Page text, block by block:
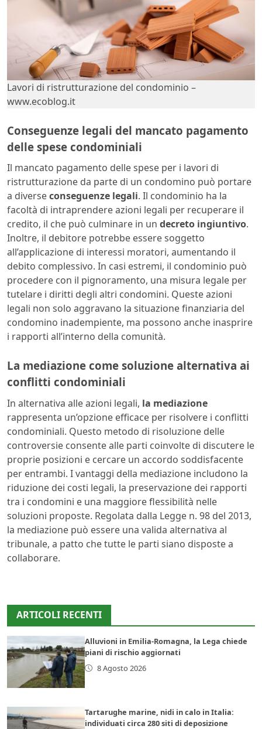
Lavori di ristrutturazione del condominio –
www.ecoblog.it
Conseguenze legali del mancato pagamento
delle spese condominiali
Il mancato pagamento delle spese per i lavori di
ristrutturazione da parte di un condomino può portare
a diverseconseguenze legali. Il condominio ha la
facoltà di intraprendere azioni legali per recuperare il
credito, il che può culminare in un decreto ingiuntivo.
Inoltre, il debitore potrebbe essere soggetto
all’applicazione di interessi moratori, aumentando il
debito complessivo. In casi estremi, il condominio può
procedere con il pignoramento, una misura legale per
tutelare i diritti degli altri condomini. Queste azioni
legali non solo aggravano la situazione finanziaria del
condomino inadempiente, ma possono anche inasprire
i rapporti all’interno della comunità.
La mediazione come soluzione alternativa ai
conflitti condominiali
In alternativa alle azioni legali, la mediazione
rappresenta un’opzione efficace per risolvere i conflitti
condominiali. Questo metodo di risoluzione delle
controversie consente alle parti coinvolte di discutere le
proprie posizioni e cercare un accordo soddisfacente
per entrambi. I vantaggi della mediazione includono la
riduzione dei costi legali, la preservazione dei rapporti
tra i condomini e una maggiore flessibilità nelle
soluzioni proposte. Regolata dalla Legge n. 98 del 2013,
la mediazione può essere una valida alternativa al
tribunale, a patto che tutte le parti siano disposte a
collaborare.
ARTICOLI RECENTI
Alluvioni in Emilia-Romagna, la Lega chiede
piani di rischio aggiornati
8 Agosto 2026
Tartarughe marine, nidi in calo in Italia:
individuati circa 280 siti di deposizione